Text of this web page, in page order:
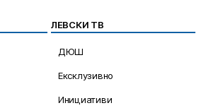
ЛЕВСКИ ТВ
ДЮШ
Ексклузивно
Инициативи